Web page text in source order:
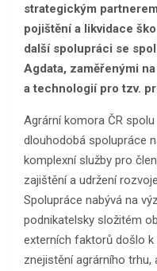
strategickým
pojištění a likvidace
další spolupráci se
Agdata, zaměřenými
a technologií pro tzv.
Agrární komora ČR spolu
dlouhodobá spolupráce
komplexní služby pro
zajištění a udržení
Spolupráce nabývá na
podnikatelsky složitém
externích faktorů došlo
znejistění agrárního